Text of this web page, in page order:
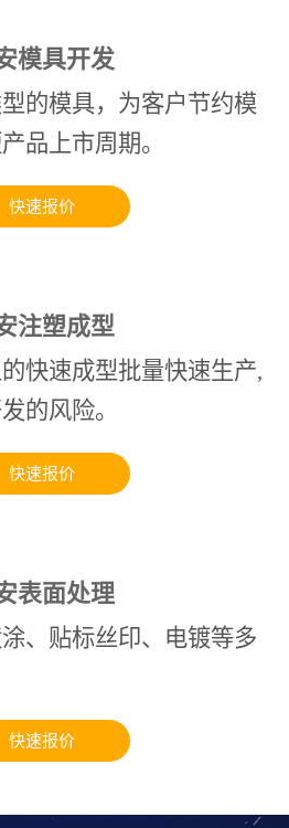
模具开发
的模具，为客户节约模
品上市周期。
快速报价
注塑成型
快速成型批量快速生产,
的风险。
快速报价
表面处理
、贴标丝印、电镀等多
快速报价